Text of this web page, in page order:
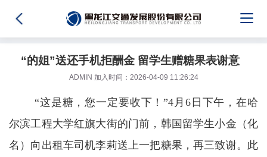
“的姐”送还手机拒酬金 留学生赠糖果表谢意
ADMIN 加入时间：2026-04-09 11:26:24
“这是糖，您一定要收下！”4月6日下午，在哈
尔滨工程大学红旗大街的门前，韩国留学生小金（化
名）向出租车司机李莉送上一把糖果，再三致谢。此